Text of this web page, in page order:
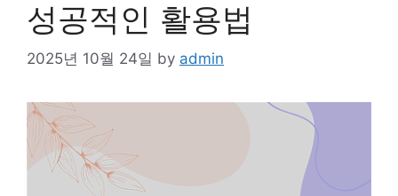
성공적인 활용법
2025년 10월 24일 by admin